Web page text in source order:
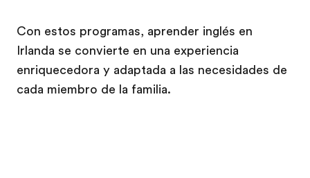
Con estos programas, aprender inglés en
Irlanda se convierte en una experiencia
enriquecedora y adaptada a las necesidades de
cada miembro de la familia.